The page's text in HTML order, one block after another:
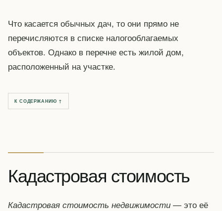
Что касается обычных дач, то они прямо не
перечисляются в списке налогооблагаемых
объектов. Однако в перечне есть жилой дом,
расположенный на участке.
К СОДЕРЖАНИЮ ↑
Кадастровая стоимость
Кадастровая стоимость недвижимости — это её